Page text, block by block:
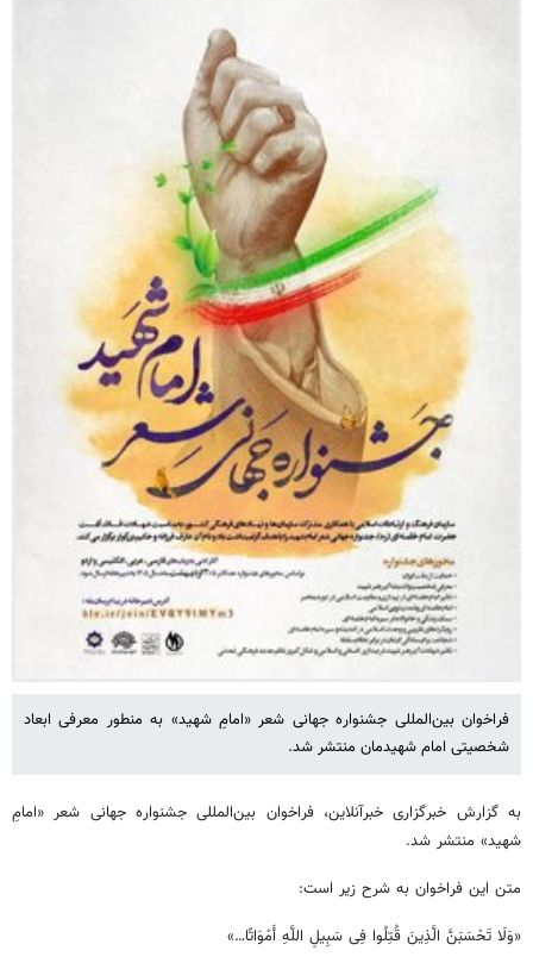
فراخوان بین‌المللی جشنواره جهانی شعر «امامِ شهید» به منطور معرفی ابعاد
شخصیتی امام شهیدمان منتشر شد.
به گزارش خبرگزاری خبرآنلاین، فراخوان بین‌المللی جشنواره جهانی شعر «امامِ
شهید» منتشر شد.
متن این فراخوان به شرح زیر است:
«وَلَا تَحْسَبَنَّ الَّذِینَ قُتِلُوا فِی سَبِیلِ اللَّهِ أَمْوَاتًا…»